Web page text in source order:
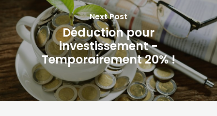
Next Post
Déduction pour
investissement -
Temporairement 20% !